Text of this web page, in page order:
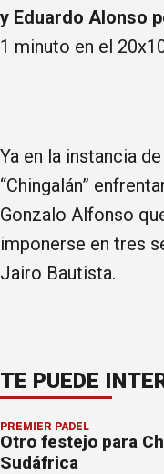
y Eduardo Alonso
1 minuto en el
Ya en la instancia
“Chingalán”
Gonzalo Alfonso
imponerse en tres
Jairo Bautista.
TE PUEDE
PREMIER PÁDEL
Otro festejo para
Sudáfrica